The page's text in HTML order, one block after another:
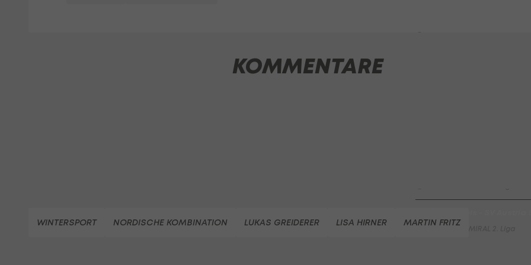
KOMMENTARE
WINTERSPORT NORDISCHE KOMBINATION LUKAS GREIDERER LISA HIRNER MARTIN FRITZ